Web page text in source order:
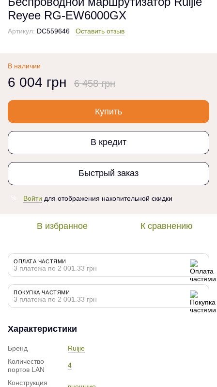
Reyee RG-EW6000GX
Артикул: DC559646 Оставить отзыв
В наличии
6 004 грн 6 458 грн
Купить
В кредит
Быстрый заказ
Войти для отображения накопительной скидки
В избранное К сравнению
ОПЛАТА ЧАСТЯМИ
3 платежа по 2 001.33 грн
ПОКУПКА ЧАСТЯМИ
3 платежа по 2 001.33 грн
Характеристики
Бренд
Ruijie
Количество
портов LAN
4
Конструкция